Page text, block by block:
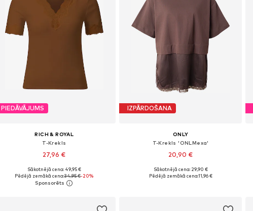
PIEDĀVĀJUMS
RICH & ROYAL
T-Krekls
27,96 €
Pieejamie izmēri: XS, S, M, L
Pievienot grozam
Sākotnējā cena: 49,95 €
Pēdējā zemākā cena:34,95 €-20%
IZPĀRDOŠANA
ONLY
T-Krekls 'ONLMexa'
20,90 €
Pieejamie izmēri: XS, S, M, L, XL
Sākotnējā cena: 29,90 €
Pēdējā zemākā cena:11,96 €